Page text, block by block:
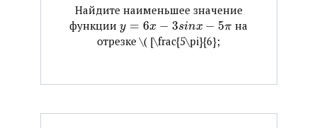
Найдите наименьшее значение
функции ​ y = 6x − 3sinx − 5π ​ на
отрезке ​\( [\frac{5\pi}{6};